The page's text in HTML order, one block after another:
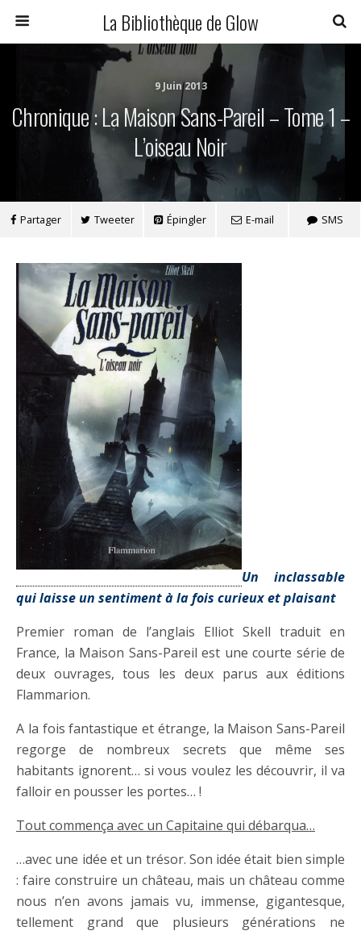
La Bibliothèque de Glow
9 Juin 2013
Chronique : La Maison Sans-Pareil – Tome 1 –
L’oiseau Noir
Partager Tweeter Épingler E-mail SMS
Un inclassable
qui laisse un sentiment à la fois curieux et plaisant
Premier roman de l’anglais Elliot Skell traduit en
France, la Maison Sans-Pareil est une courte série de
deux ouvrages, tous les deux parus aux éditions
Flammarion.
A la fois fantastique et étrange, la Maison Sans-Pareil
regorge de nombreux secrets que même ses
habitants ignorent… si vous voulez les découvrir, il va
falloir en pousser les portes… !
Tout commença avec un Capitaine qui débarqua…
…avec une idée et un trésor. Son idée était bien simple
: faire construire un château, mais un château comme
nous n’en avons jamais vu, immense, gigantesque,
tellement grand que plusieurs générations ne